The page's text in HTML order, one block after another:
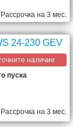
Рассрочка на 3 мес.
24-230 GEV
наличие
пуска
Рассрочка на 3 мес.